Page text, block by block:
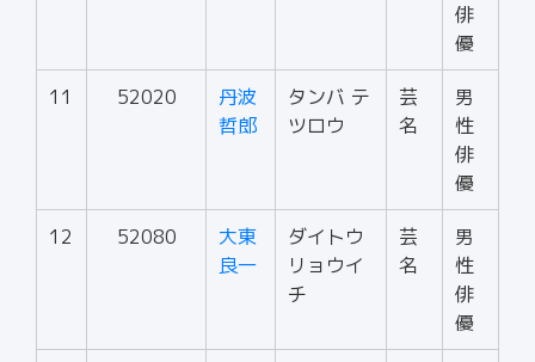
俳
優
11 52020
丹波
哲郎
タンバ テ
ツロウ
芸
名
男
性
俳
優
12 52080
大東
良一
ダイトウ
リョウイ
チ
芸
名
男
性
俳
優